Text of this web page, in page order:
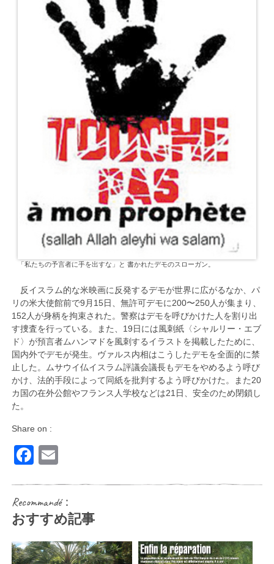
「私たちの予言者に手を出すな」と 書かれたデモのスローガン。
反イスラム的な米映画に反発するデモが世界に広がるなか、パ
リの米大使館前で9月15日、無許可デモに200〜250人が集まり、
152人が身柄を拘束された。警察はデモを呼びかけた人を割り出
す捜査を行っている。また、19日には風刺紙〈シャルリー・エブ
ド〉が預言者ムハンマドを風刺するイラストを掲載したために、
国内外でデモが発生。ヴァルス内相はこうしたデモを全面的に禁
止した。ムサウイ仏イスラム評議会議長もデモをやめるよう呼び
かけ、法的手段によって同紙を批判するよう呼びかけた。また20
カ国の在外公館やフランス人学校などは21日、安全のため閉鎖し
た。
Share on :
Facebook
Recommandé：
おすすめ記事